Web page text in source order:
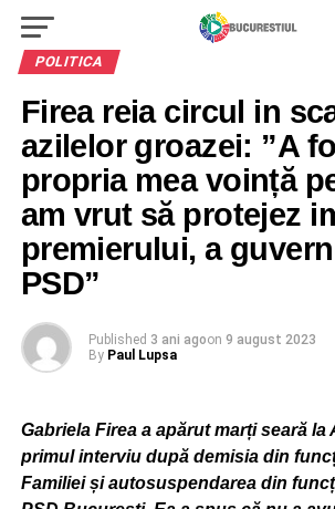
POLITICA
Firea reia circul in
azilelor groazei: ”A
propria mea voință
am vrut să protejez
premierului, a
PSD”
Published 3 ani agoon 9 august 2023
By Paul Lupsa
Gabriela Firea a apărut marți seară la
primul interviu după demisia din
Familiei și autosuspendarea din